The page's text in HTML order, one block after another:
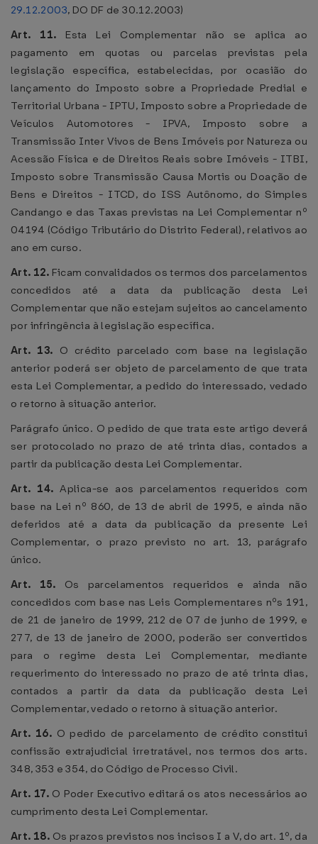
29.12.2003, DO DF de 30.12.2003)
Art. 11. Esta Lei Complementar não se aplica ao
pagamento em quotas ou parcelas previstas pela
legislação específica, estabelecidas, por ocasião do
lançamento do Imposto sobre a Propriedade Predial e
Territorial Urbana - IPTU, Imposto sobre a Propriedade de
Veículos Automotores - IPVA, Imposto sobre a
Transmissão Inter Vivos de Bens Imóveis por Natureza ou
Acessão Física e de Direitos Reais sobre Imóveis - ITBI,
Imposto sobre Transmissão Causa Mortis ou Doação de
Bens e Direitos - ITCD, do ISS Autônomo, do Simples
Candango e das Taxas previstas na Lei Complementar nº
04194 (Código Tributário do Distrito Federal), relativos ao
ano em curso.
Art. 12. Ficam convalidados os termos dos parcelamentos
concedidos até a data da publicação desta Lei
Complementar que não estejam sujeitos ao cancelamento
por infringência à legislação específica.
Art. 13. O crédito parcelado com base na legislação
anterior poderá ser objeto de parcelamento de que trata
esta Lei Complementar, a pedido do interessado, vedado
o retorno à situação anterior.
Parágrafo único. O pedido de que trata este artigo deverá
ser protocolado no prazo de até trinta dias, contados a
partir da publicação desta Lei Complementar.
Art. 14. Aplica-se aos parcelamentos requeridos com
base na Lei nº 860, de 13 de abril de 1995, e ainda não
deferidos até a data da publicação da presente Lei
Complementar, o prazo previsto no art. 13, parágrafo
único.
Art. 15. Os parcelamentos requeridos e ainda não
concedidos com base nas Leis Complementares nºs 191,
de 21 de janeiro de 1999, 212 de 07 de junho de 1999, e
277, de 13 de janeiro de 2000, poderão ser convertidos
para o regime desta Lei Complementar, mediante
requerimento do interessado no prazo de até trinta dias,
contados a partir da data da publicação desta Lei
Complementar, vedado o retorno à situação anterior.
Art. 16. O pedido de parcelamento de crédito constitui
confissão extrajudicial irretratável, nos termos dos arts.
348, 353 e 354, do Código de Processo Civil.
Art. 17. O Poder Executivo editará os atos necessários ao
cumprimento desta Lei Complementar.
Art. 18. Os prazos previstos nos incisos I a V, do art. 1º, da